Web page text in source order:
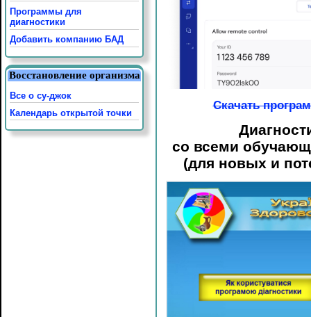
Программы для
диагностики
Добавить компанию БАД
Восстановление организма
Все о су-джок
Календарь открытой точки
Скачать
со всеми
(для новых и